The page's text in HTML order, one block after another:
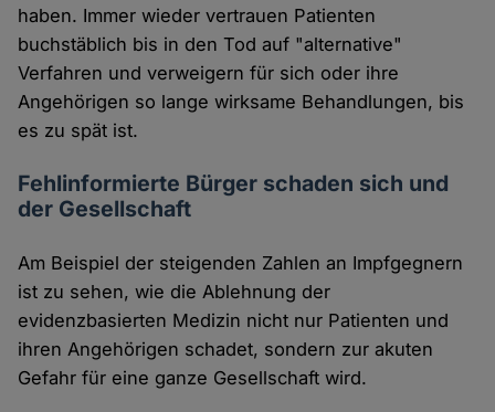
haben. Immer wieder vertrauen Patienten
buchstäblich bis in den Tod auf "alternative"
Verfahren und verweigern für sich oder ihre
Angehörigen so lange wirksame Behandlungen, bis
es zu spät ist.
Fehlinformierte Bürger schaden sich und
der Gesellschaft
Am Beispiel der steigenden Zahlen an Impfgegnern
ist zu sehen, wie die Ablehnung der
evidenzbasierten Medizin nicht nur Patienten und
ihren Angehörigen schadet, sondern zur akuten
Gefahr für eine ganze Gesellschaft wird.